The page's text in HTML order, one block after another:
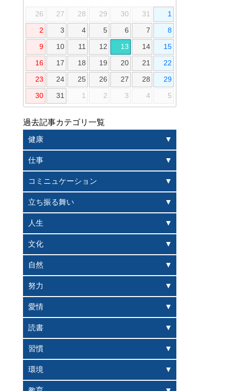
26 27 28 29 30 31 1
2 3 4 5 6 7 8
9 10 11 12 13 14 15
16 17 18 19 20 21 22
23 24 25 26 27 28 29
30 31 1 2 3 4 5
過去記事カテゴリ一覧
健康
仕事
コミニュケーション
立ち振る舞い
人生
文化
自然
努力
愛情
読書
習慣
環境